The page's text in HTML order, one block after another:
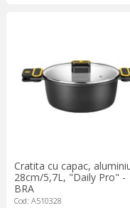
Cratita cu capac,
28cm/5,7L, "Daily Pro" -
BRA
Cod: A510328